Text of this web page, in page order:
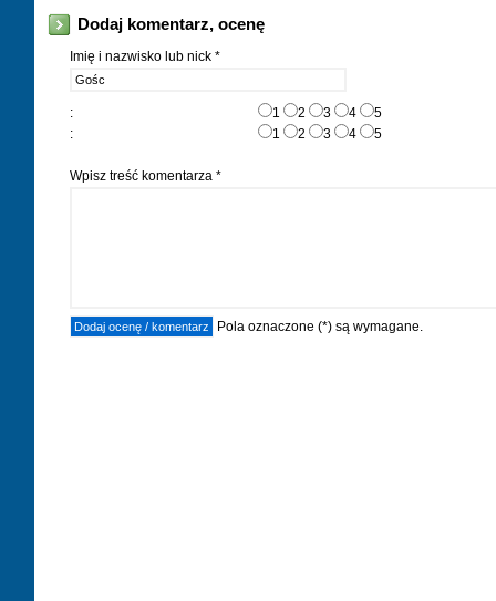
Dodaj komentarz, ocenę
Imię i nazwisko lub nick *
: 1 2 3 4
5
:
1 2 3 4 5
Wpisz treść komentarza *
Pola oznaczone (*) są wymagane.